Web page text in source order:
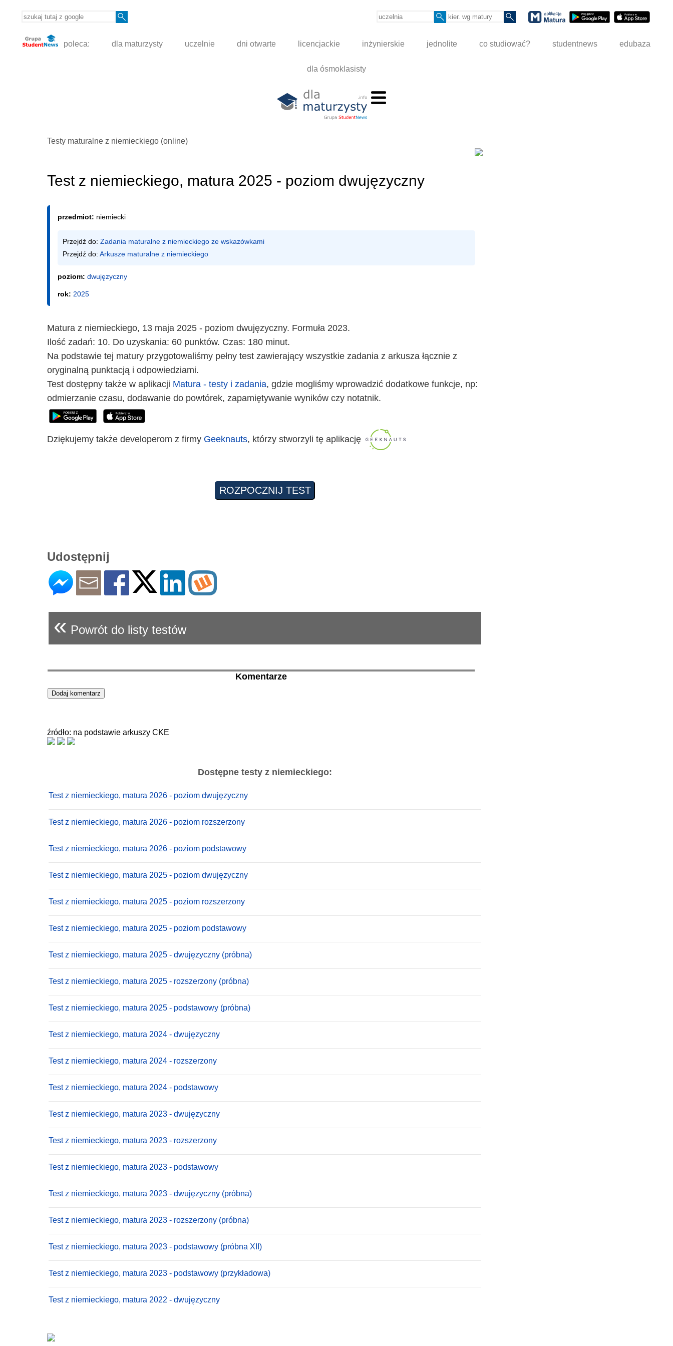
poleca: dla maturzysty uczelnie dni otwarte licencjackie inżynierskie jednolite co studiować? studentnews edubaza
dla ósmoklasisty
Testy maturalne z niemieckiego (online)
Test z niemieckiego, matura 2025 - poziom dwujęzyczny
przedmiot: niemiecki
Przejdź do: Zadania maturalne z niemieckiego ze wskazówkami
Przejdź do: Arkusze maturalne z niemieckiego
poziom: dwujęzyczny
rok: 2025
Matura z niemieckiego, 13 maja 2025 - poziom dwujęzyczny. Formuła 2023.
Ilość zadań: 10. Do uzyskania: 60 punktów. Czas: 180 minut.
Na podstawie tej matury przygotowaliśmy pełny test zawierający wszystkie zadania z arkusza łącznie z
oryginalną punktacją i odpowiedziami.
Test dostępny także w aplikacji Matura - testy i zadania, gdzie mogliśmy wprowadzić dodatkowe funkcje, np:
odmierzanie czasu, dodawanie do powtórek, zapamiętywanie wyników czy notatnik.
Dziękujemy także developerom z firmy Geeknauts, którzy stworzyli tę aplikację
Udostępnij
« Powrót do listy testów
Komentarze
źródło: na podstawie arkuszy CKE
Dostępne testy z niemieckiego:
Test z niemieckiego, matura 2026 - poziom dwujęzyczny
Test z niemieckiego, matura 2026 - poziom rozszerzony
Test z niemieckiego, matura 2026 - poziom podstawowy
Test z niemieckiego, matura 2025 - poziom dwujęzyczny
Test z niemieckiego, matura 2025 - poziom rozszerzony
Test z niemieckiego, matura 2025 - poziom podstawowy
Test z niemieckiego, matura 2025 - dwujęzyczny (próbna)
Test z niemieckiego, matura 2025 - rozszerzony (próbna)
Test z niemieckiego, matura 2025 - podstawowy (próbna)
Test z niemieckiego, matura 2024 - dwujęzyczny
Test z niemieckiego, matura 2024 - rozszerzony
Test z niemieckiego, matura 2024 - podstawowy
Test z niemieckiego, matura 2023 - dwujęzyczny
Test z niemieckiego, matura 2023 - rozszerzony
Test z niemieckiego, matura 2023 - podstawowy
Test z niemieckiego, matura 2023 - dwujęzyczny (próbna)
Test z niemieckiego, matura 2023 - rozszerzony (próbna)
Test z niemieckiego, matura 2023 - podstawowy (próbna XII)
Test z niemieckiego, matura 2023 - podstawowy (przykładowa)
Test z niemieckiego, matura 2022 - dwujęzyczny